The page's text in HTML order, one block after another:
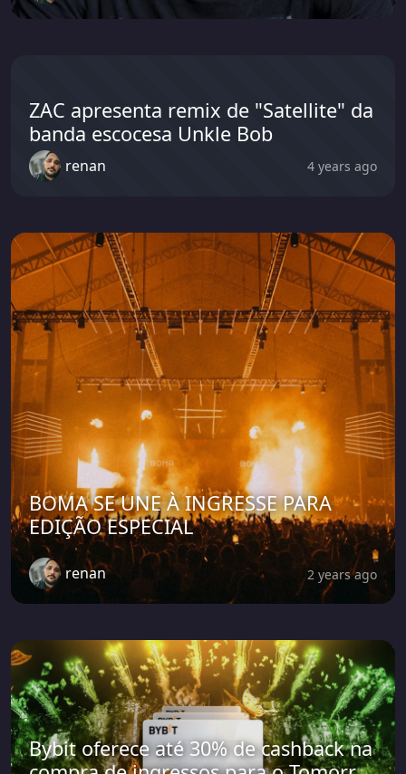
ZAC apresenta remix de "Satellite" da
banda escocesa Unkle Bob
renan 4 years ago
BOMA SE UNE À INGRESSE PARA
EDIÇÃO ESPECIAL
renan 2 years ago
Bybit oferece até 30% de cashback na